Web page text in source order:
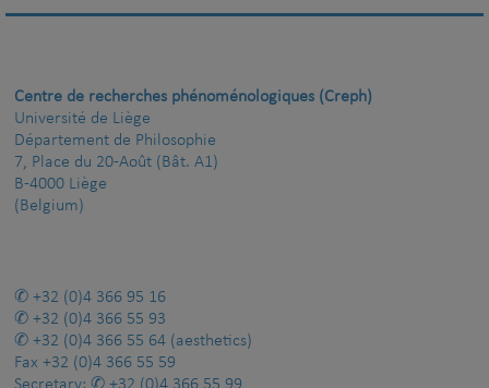
Centre de recherches phénoménologiques (Creph)
Université de Liège
Département de Philosophie
7, Place du 20-Août (Bât. A1)
B-4000 Liège
(Belgium)
+32 (0)4 366 95 16
+32 (0)4 366 55 93
+32 (0)4 366 55 64 (aesthetics)
Fax +32 (0)4 366 55 59